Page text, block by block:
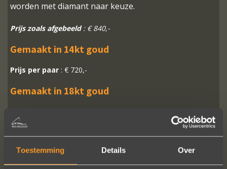
Toestemming Details Over
worden met diamant naar keuze.
Prijs zoals afgebeeld: € 840,-
Gemaakt in 14kt goud
Prijs per paar : € 720,-
Gemaakt in 18kt goud
MEER INFO BESTELLEN?